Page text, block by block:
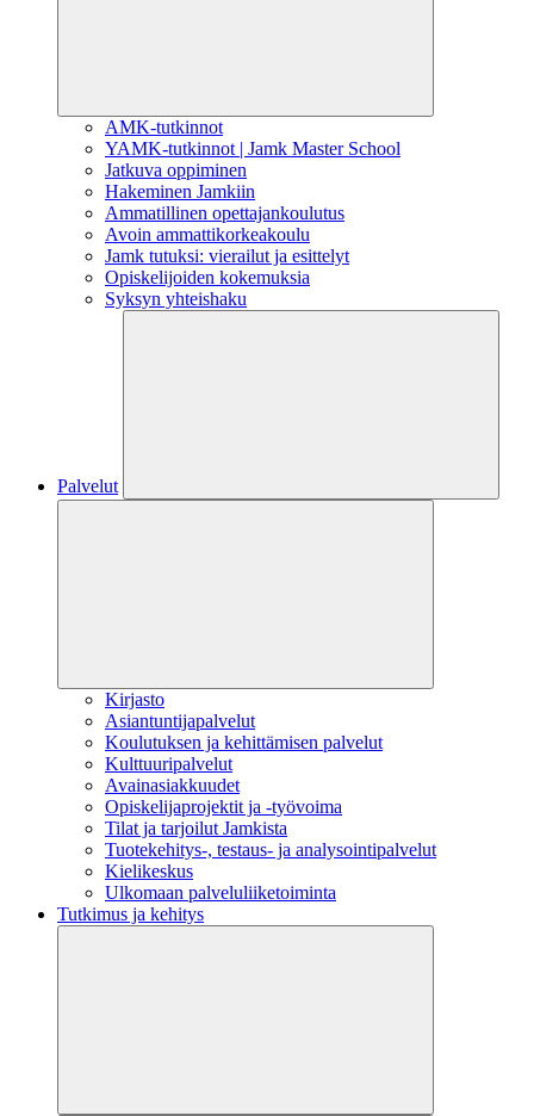
AMK-tutkinnot
YAMK-tutkinnot | Jamk Master School
Jatkuva oppiminen
Hakeminen Jamkiin
Ammatillinen opettajankoulutus
Avoin ammattikorkeakoulu
Jamk tutuksi: vierailut ja esittelyt
Opiskelijoiden kokemuksia
Syksyn yhteishaku
Palvelut
Kirjasto
Asiantuntijapalvelut
Koulutuksen ja kehittämisen palvelut
Kulttuuripalvelut
Avainasiakkuudet
Opiskelijaprojektit​ ja -työvoima
Tilat ja tarjoilut Jamkista
Tuotekehitys-, testaus- ja analysointipalvelut
Kielikeskus
Ulkomaan palveluliiketoiminta
Tutkimus ja kehitys